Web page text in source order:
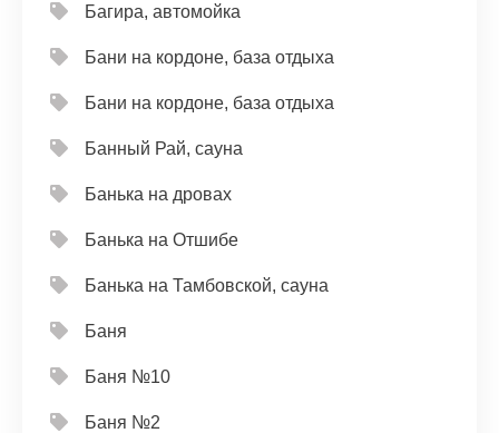
Багира, автомойка
Бани на кордоне, база отдыха
Бани на кордоне, база отдыха
Банный Рай, сауна
Банька на дровах
Банька на Отшибе
Банька на Тамбовской, сауна
Баня
Баня №10
Баня №2